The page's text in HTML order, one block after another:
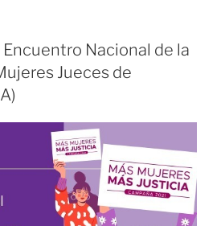
Nacional de la
Jueces de